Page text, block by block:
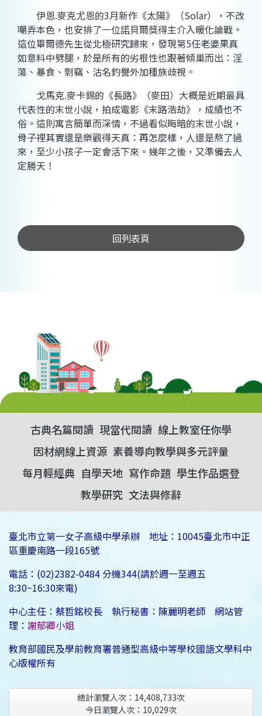
伊恩.麥克尤恩的3月新作《太陽》（Solar），不改
嘲弄本色，也安排了一位諾貝爾獎得主介入暖化論戰。
這位畢爾德先生從北極研究歸來，發現第5任老婆果真
如意料中劈腿，於是所有的劣根性也跟著傾巢而出：淫
蕩、暴食、剽竊、沽名釣譽外加種族歧視。
戈馬克.麥卡錫的《長路》（麥田）大概是近期最具
代表性的末世小說，拍成電影《末路浩劫》，成績也不
俗。這則寓言簡單而深情，不過看似晦暗的末世小說，
骨子裡其實還是樂觀得天真：再怎麼樣，人還是熬了過
來，至少小孩子一定會活下來。幾年之後，又準備去人
定勝天！
回列表頁
古典名篇閱讀 現當代閱讀 線上教室任你學
因材網線上資源 素養導向教學與多元評量
每月輕經典 自學天地 寫作命題 學生作品選登
教學研究 文法與修辭
臺北市立第一女子高級中學承辦 地址：10045臺北市中正
區重慶南路一段165號
電話：(02)2382-0484 分機344(請於週一至週五
8:30~16:30來電)
中心主任：蔡哲銘校長 執行秘書：陳麗明老師 網站管
理： 謝郁卿小姐
教育部國民及學前教育署普通型高級中等學校國語文學科中
心版權所有
總計瀏覽人次： 14,408,733次
今日瀏覽人次： 10,029次